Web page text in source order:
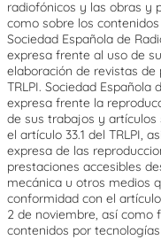
radiofónicos y las obras y
como sobre los
Sociedad Española de
expresa frente al uso de
elaboración de revistas de
TRLPI. Sociedad
expresa frente la
de sus trabajos y
el artículo 33.1 del TRLPI,
expresa de las
prestaciones accesibles
mecánica u otros medios
conformidad con el
2 de noviembre, así como
contenidos por